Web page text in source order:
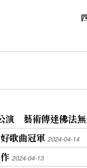
演 藝術傳達佛法
歌曲冠軍 2024-04-14
2024-04-13